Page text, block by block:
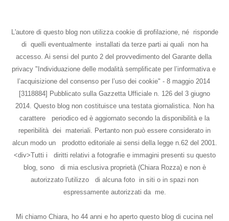
L'autore di questo blog non utilizza cookie di profilazione, né risponde
di quelli eventualmente installati da terze parti ai quali non ha
accesso. Ai sensi del punto 2 del provvedimento del Garante della
privacy "Individuazione delle modalità semplificate per l’informativa e
l’acquisizione del consenso per l’uso dei cookie" - 8 maggio 2014
[3118884] Pubblicato sulla Gazzetta Ufficiale n. 126 del 3 giugno
2014. Questo blog non costituisce una testata giornalistica. Non ha
carattere periodico ed è aggiornato secondo la disponibilità e la
reperibilità dei materiali. Pertanto non può essere considerato in
alcun modo un prodotto editoriale ai sensi della legge n.62 del 2001.
<div>Tutti i diritti relativi a fotografie e immagini presenti su questo
blog, sono di mia esclusiva proprietà (Chiara Rozza) e non è
autorizzato l'utilizzo di alcuna foto in siti o in spazi non
espressamente autorizzati da me.
Mi chiamo Chiara, ho 44 anni e ho aperto questo blog di cucina nel